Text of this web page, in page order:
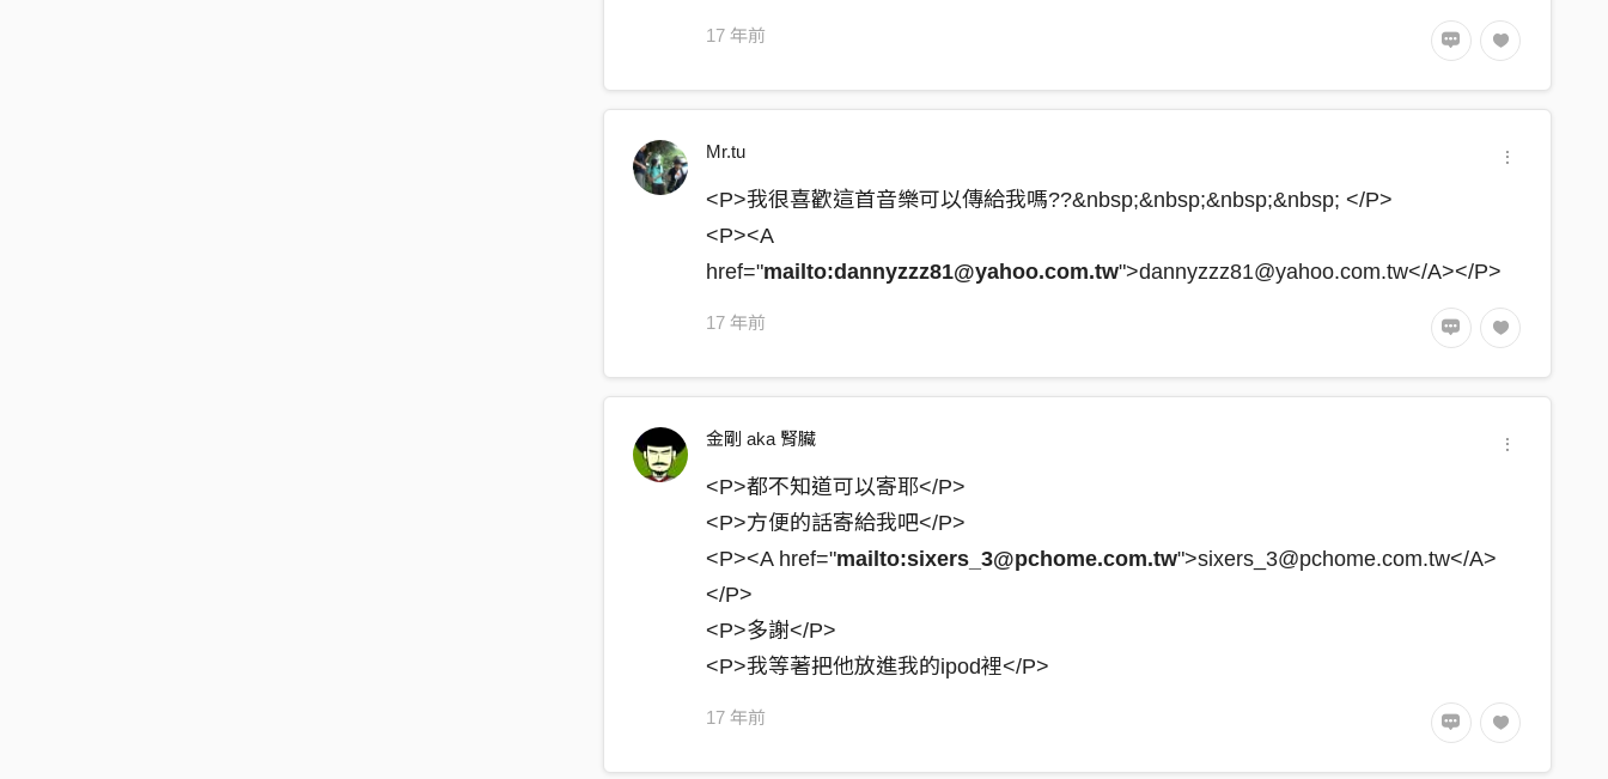
17 年前
Mr.tu
<P>我很喜歡這首音樂可以傳給我嗎??&nbsp;&nbsp;&nbsp;&nbsp; </P>
<P><A
href="mailto:dannyzzz81@yahoo.com.tw">dannyzzz81@yahoo.com.tw</A></P>
17 年前
金剛 aka 腎臟
<P>都不知道可以寄耶</P>
<P>方便的話寄給我吧</P>
<P><A href="mailto:sixers_3@pchome.com.tw">sixers_3@pchome.com.tw</A>
</P>
<P>多謝</P>
<P>我等著把他放進我的ipod裡</P>
17 年前